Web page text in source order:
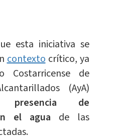
esta iniciativa se
contextocrítico, ya
de
(AyA)
presencia de
el agua de las